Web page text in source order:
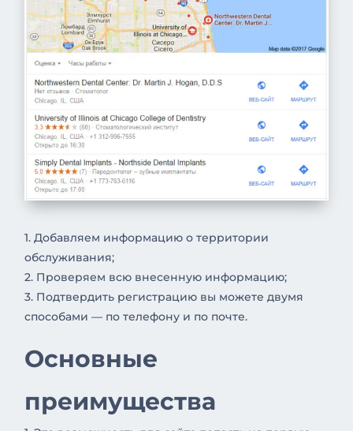
1. Добавляем информацию о территории
обслуживания;
2. Проверяем всю внесенную информацию;
3. Подтвердить регистрацию вы можете двумя
способами — по телефону и по почте.
Основные
преимущества